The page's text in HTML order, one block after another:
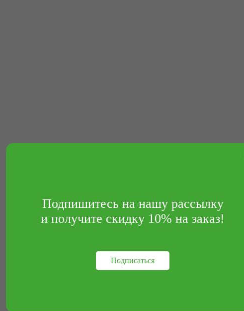
Подпишитесь на нашу рассылку
и получите скидку 10% на заказ!
Подписаться